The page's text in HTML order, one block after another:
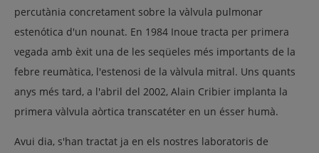
percutània concretament sobre la vàlvula pulmonar
estenótica d'un nounat. En 1984 Inoue tracta per primera
vegada amb èxit una de les seqüeles més importants de la
febre reumàtica, l'estenosi de la vàlvula mitral. Uns quants
anys més tard, a l'abril del 2002, Alain Cribier implanta la
primera vàlvula aòrtica transcatéter en un ésser humà.
Avui dia, s'han tractat ja en els nostres laboratoris de